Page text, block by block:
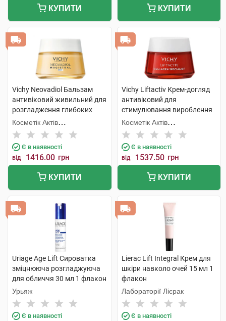
КУПИТИ КУПИТИ
Vichy Neovadiol Бальзам
антивіковий живильний для
розгладження глибоких
зморшок 50 мл 1 банка
Косметік Актів
Інтернаціональ
Є в наявності
від 1416.00 грн
КУПИТИ
Vichy Liftactiv Крем-догляд
антивіковий для
стимулювання вироблення
колагену для всіх типів
шкіри 50 мл 1 баночка
Косметік Актів
Інтернаціональ
Є в наявності
від 1537.50 грн
КУПИТИ
Uriage Age Lift Сироватка
зміцнююча розгладжуюча
для обличчя 30 мл 1 флакон
Урьяж
Є в наявності
Lierac Lift Integral Крем для
шкіри навколо очей 15 мл 1
флакон
Лабораторії Лієрак
Є в наявності